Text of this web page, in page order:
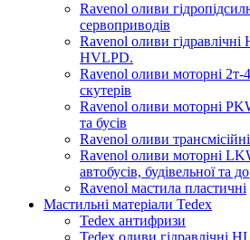
Ravenol оливи
сервоприводів
Ravenol оливи
HVLPD.
Ravenol оливи моторні 2т-
скутерів
Ravenol оливи моторні
та бусів
Ravenol оливи трансмісійні
Ravenol оливи моторні
автобусів, будівельної та
Ravenol мастила пластичні
Мастильні матеріали Tedex
Tedex антифризи
Tedex оливи гідравлічні